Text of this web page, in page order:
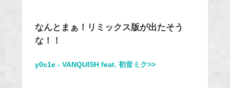
なんとまぁ！リミックス版が出たそう
な！！
y0c1e - VANQUISH feat. 初音ミク>>